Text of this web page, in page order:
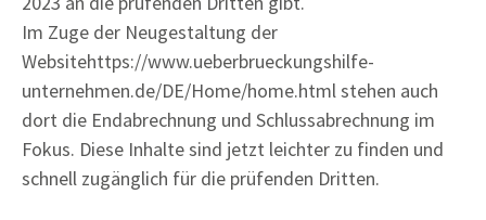
Im Zuge der Neugestaltung der
Websitehttps://www.ueberbrueckungshilfe-
unternehmen.de/DE/Home/home.html stehen auch
dort die Endabrechnung und Schlussabrechnung im
Fokus. Diese Inhalte sind jetzt leichter zu finden und
schnell zugänglich für die prüfenden Dritten.